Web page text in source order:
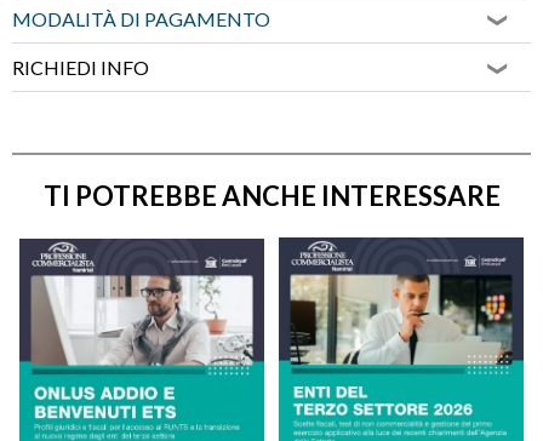
MODALITÀ DI PAGAMENTO
RICHIEDI INFO
TI POTREBBE ANCHE INTERESSARE